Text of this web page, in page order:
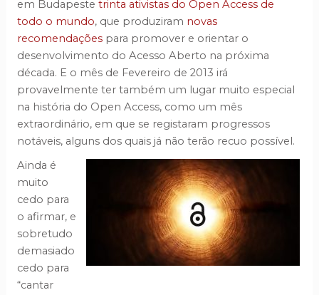
em Budapeste trinta ativistas do Open Access de
todo o mundo, que produziram novas
recomendaçõespara promover e orientar o
desenvolvimento do Acesso Aberto na próxima
década. E o mês de Fevereiro de 2013 irá
provavelmente ter também um lugar muito especial
na história do Open Access, como um mês
extraordinário, em que se registaram progressos
notáveis, alguns dos quais já não terão recuo possível.
Ainda é
muito
cedo para
o afirmar, e
sobretudo
demasiado
cedo para
“cantar